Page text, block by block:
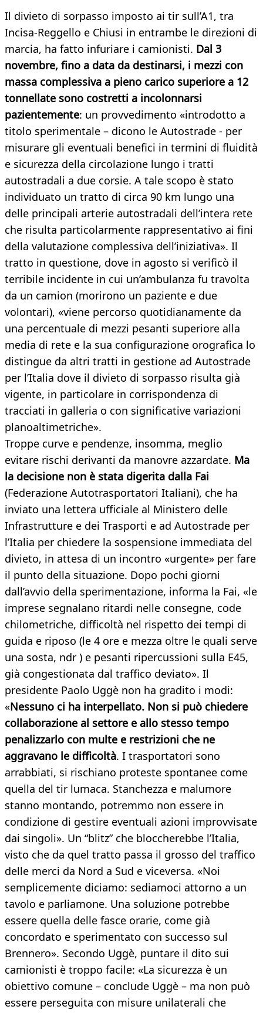
Il divieto di sorpasso imposto ai tir sull’A1, tra
Incisa-Reggello e Chiusi in entrambe le direzioni di
marcia, ha fatto infuriare i camionisti. Dal 3
novembre, fino a data da destinarsi, i mezzi con
massa complessiva a pieno carico superiore a 12
tonnellate sono costretti a incolonnarsi
pazientemente: un provvedimento «introdotto a
titolo sperimentale – dicono le Autostrade - per
misurare gli eventuali benefici in termini di fluidità
e sicurezza della circolazione lungo i tratti
autostradali a due corsie. A tale scopo è stato
individuato un tratto di circa 90 km lungo una
delle principali arterie autostradali dell’intera rete
che risulta particolarmente rappresentativo ai fini
della valutazione complessiva dell’iniziativa». Il
tratto in questione, dove in agosto si verificò il
terribile incidente in cui un’ambulanza fu travolta
da un camion (morirono un paziente e due
volontari), «viene percorso quotidianamente da
una percentuale di mezzi pesanti superiore alla
media di rete e la sua configurazione orografica lo
distingue da altri tratti in gestione ad Autostrade
per l’Italia dove il divieto di sorpasso risulta già
vigente, in particolare in corrispondenza di
tracciati in galleria o con significative variazioni
planoaltimetriche».
Troppe curve e pendenze, insomma, meglio
evitare rischi derivanti da manovre azzardate. Ma
la decisione non è stata digerita dalla Fai
(Federazione Autotrasportatori Italiani), che ha
inviato una lettera ufficiale al Ministero delle
Infrastrutture e dei Trasporti e ad Autostrade per
l’Italia per chiedere la sospensione immediata del
divieto, in attesa di un incontro «urgente» per fare
il punto della situazione. Dopo pochi giorni
dall’avvio della sperimentazione, informa la Fai, «le
imprese segnalano ritardi nelle consegne, code
chilometriche, difficoltà nel rispetto dei tempi di
guida e riposo (le 4 ore e mezza oltre le quali serve
una sosta, ndr ) e pesanti ripercussioni sulla E45,
già congestionata dal traffico deviato». Il
presidente Paolo Uggè non ha gradito i modi:
«Nessuno ci ha interpellato. Non si può chiedere
collaborazione al settore e allo stesso tempo
penalizzarlo con multe e restrizioni che ne
aggravano le difficoltà. I trasportatori sono
arrabbiati, si rischiano proteste spontanee come
quella del tir lumaca. Stanchezza e malumore
stanno montando, potremmo non essere in
condizione di gestire eventuali azioni improvvisate
dai singoli». Un “blitz” che bloccherebbe l’Italia,
visto che da quel tratto passa il grosso del traffico
delle merci da Nord a Sud e viceversa. «Noi
semplicemente diciamo: sediamoci attorno a un
tavolo e parliamone. Una soluzione potrebbe
essere quella delle fasce orarie, come già
concordato e sperimentato con successo sul
Brennero». Secondo Uggè, puntare il dito sui
camionisti è troppo facile: «La sicurezza è un
obiettivo comune – conclude Uggè – ma non può
essere perseguita con misure unilaterali che